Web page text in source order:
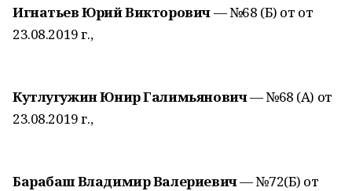
Игнатьев Юрий Викторович— №68 (Б) от от
23.08.2019 г.,
Кутлугужин Юнир Галимьянович— №68 (А) от
23.08.2019 г.,
Барабаш Владимир Валериевич— №72(Б) от